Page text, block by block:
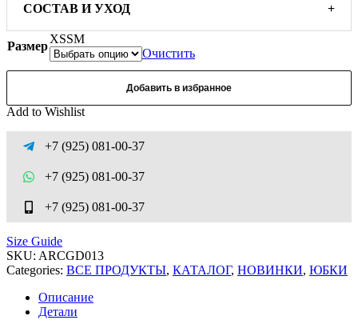
СОСТАВ И УХОД +
Размер
XSSM
Очистить
Добавить в избранное
Add to Wishlist
+7 (925) 081-00-37
+7 (925) 081-00-37
+7 (925) 081-00-37
Size Guide
SKU: ARCGD013
Categories: ВСЕ ПРОДУКТЫ, КАТАЛОГ, НОВИНКИ, ЮБКИ
Описание
Детали